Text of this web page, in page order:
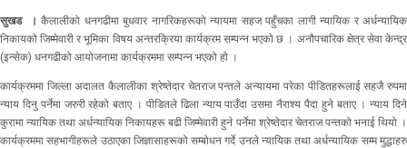
सुखड । कैलालीको धनगढीमा बुधवार नागरिकहरूको न्यायमा सहज पहुँचका लागी न्यायिक र अर्धन्यायिक
निकायको जिम्मेवारी र भूमिका विषय अन्तरक्रिया कार्यक्रम सम्पन्न भएको छ । अनौपचारिक क्षेत्र सेवा केन्द्र
(इन्सेक) धनगढीको आयोजनामा कार्यक्रममा सम्पन्न भएको हो ।
कार्यक्रममा जिल्ला अदालत कैलालीका श्रेष्तेदार चेतराज पन्तले अन्यायमा परेका पीडितहरूलाई सहजै रुपमा
न्याय दिनु पर्नेमा जरुरी रहेको बताए । पीडितले ढिला न्याय पाउँदा उसमा नैराश्य पैदा हुने बताए । न्याय दिने
कुरामा न्यायिक तथा अर्धन्यायिक निकायहरू बढी जिम्मेवारी हुने पर्नेमा श्रेष्तेदार चेतराज पन्तको भनाई थियो ।
कार्यक्रममा सहभागीहरूले उठाएका जिज्ञासाहरूको सम्बोधन गर्दे उनले न्यायिक तथा अर्धन्यायिक सम्म मुद्धाहरु